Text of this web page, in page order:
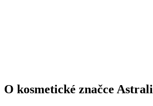
O kosmetické značce Astrali